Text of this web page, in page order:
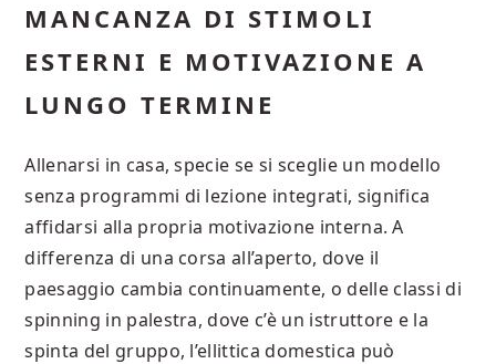
MANCANZA DI STIMOLI
ESTERNI E MOTIVAZIONE A
LUNGO TERMINE
Allenarsi in casa, specie se si sceglie un modello
senza programmi di lezione integrati, significa
affidarsi alla propria motivazione interna. A
differenza di una corsa all’aperto, dove il
paesaggio cambia continuamente, o delle classi di
spinning in palestra, dove c’è un istruttore e la
spinta del gruppo, l’ellittica domestica può